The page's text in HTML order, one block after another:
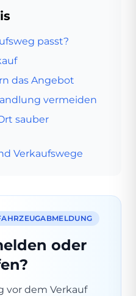
passt?
das Angebot
vermeiden
sauber
Verkaufswege
oder
vor dem Verkauf